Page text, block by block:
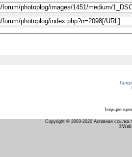
Текущее
Copyright © 2003-2020 Активная ссылка